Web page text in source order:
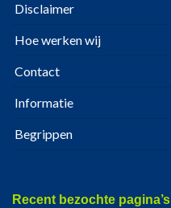
Disclaimer
Hoe werken wij
Contact
Informatie
Begrippen
Recent bezochte pagina’s